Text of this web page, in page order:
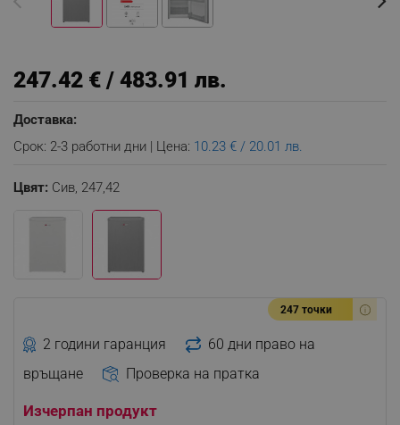
247.42 € / 483.91 лв.
Доставка:
Срок: 2-3 работни дни | Цена: 10.23 € / 20.01 лв.
Цвят: Сив, 247,42
247 точки
2 години гаранция
60 дни право на
връщане
Проверка на пратка
Изчерпан продукт